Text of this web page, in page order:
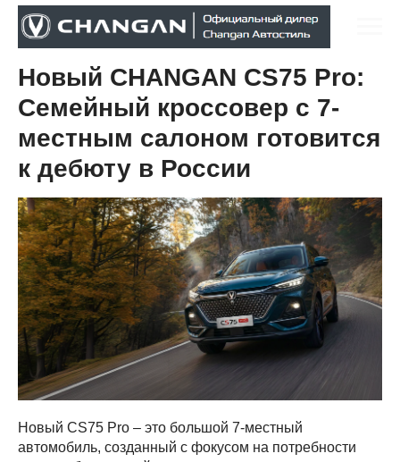
Новый CHANGAN CS75 Pro:
Семейный кроссовер с 7-
местным салоном готовится
к дебюту в России
Новый CS75 Pro – это большой 7-местный
автомобиль, созданный с фокусом на потребности